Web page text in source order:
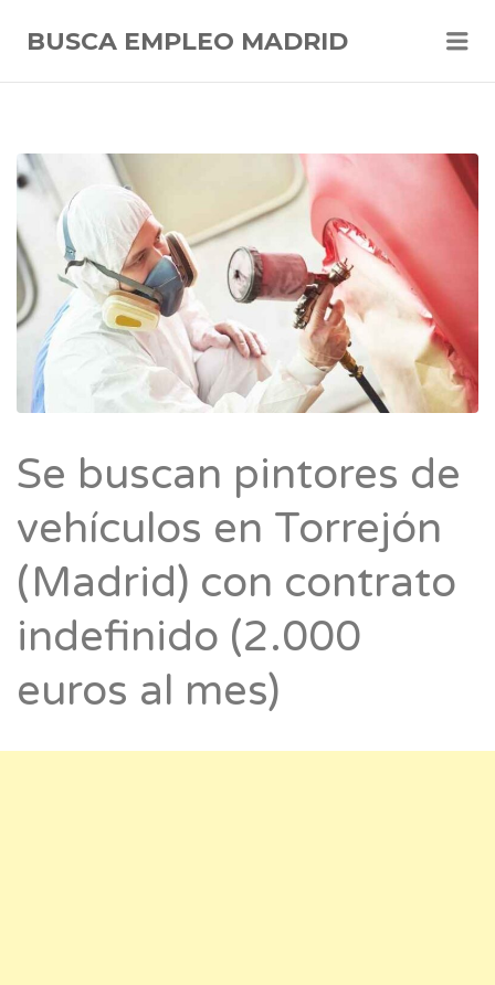
BUSCA EMPLEO MADRID
Se buscan pintores de
vehículos en Torrejón
(Madrid) con contrato
indefinido (2.000
euros al mes)